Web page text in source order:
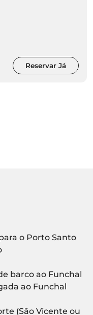
Reservar Já
o Porto Santo
barco ao Funchal
ao Funchal
(São Vicente ou